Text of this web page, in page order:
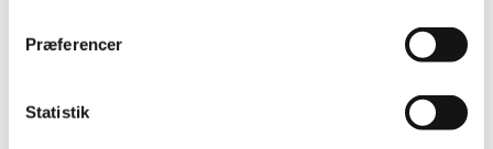
Præferencer
Statistik
2014 (44)
2012 (44)